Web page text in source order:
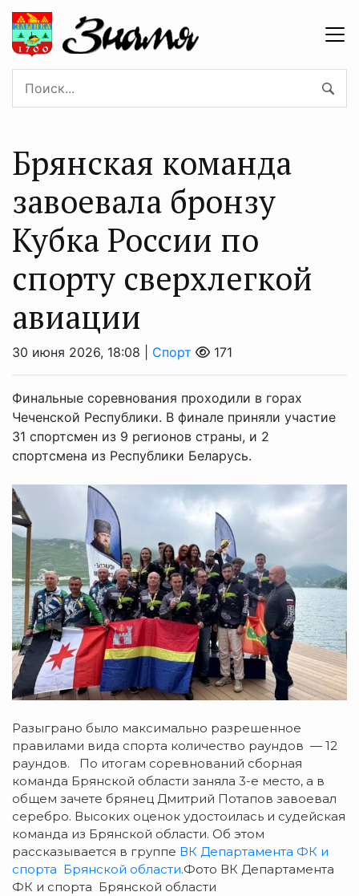
Брянская команда
завоевала бронзу
Кубка России по
спорту сверхлегкой
авиации
30 июня 2026, 18:08 | Спорт 171
Финальные соревнования проходили в горах
Чеченской Республики. В финале приняли участие
31 спортсмен из 9 регионов страны, и 2
спортсмена из Республики Беларусь.
Разыграно было максимально разрешенное
правилами вида спорта количество раундов — 12
раундов. По итогам соревнований сборная
команда Брянской области заняла 3-е место, а в
общем зачете брянец Дмитрий Потапов завоевал
серебро. Высоких оценок удостоилась и судейская
команда из Брянской области. Об этом
рассказывается в группе ВК Департамента ФК и
спорта Брянской области.Фото ВК Департамента
ФК и спорта Брянской области